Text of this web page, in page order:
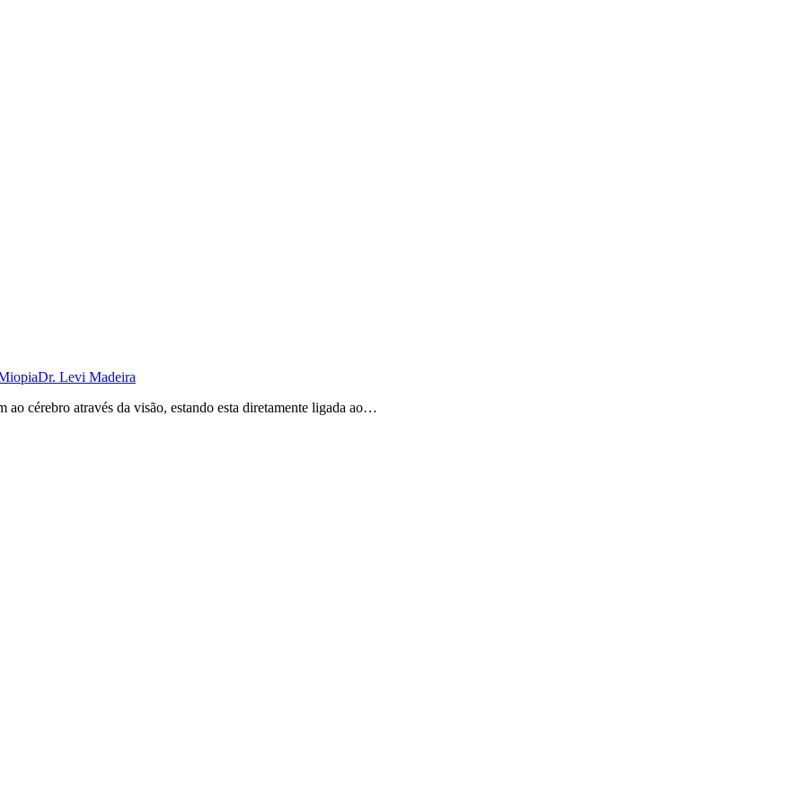
Dr. Levi Madeira
ao cérebro através da visão, estando esta diretamente ligada ao…
Center - Aldeota, FortalezaCE